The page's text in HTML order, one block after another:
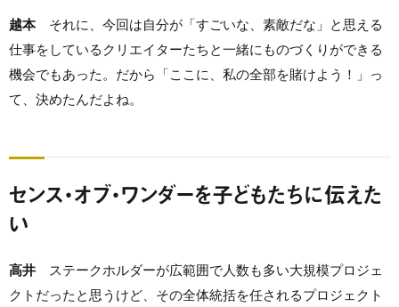
越本それに、今回は自分が「すごいな、素敵だな」と思える
仕事をしているクリエイターたちと一緒にものづくりができる
機会でもあった。だから「ここに、私の全部を賭けよう！」っ
て、決めたんだよね。
センス・オブ・ワンダーを子どもたちに伝えた
い
高井
ステークホルダーが広範囲で人数も多い大規模プロジェ
クトだったと思うけど、その全体統括を任されるプロジェクト